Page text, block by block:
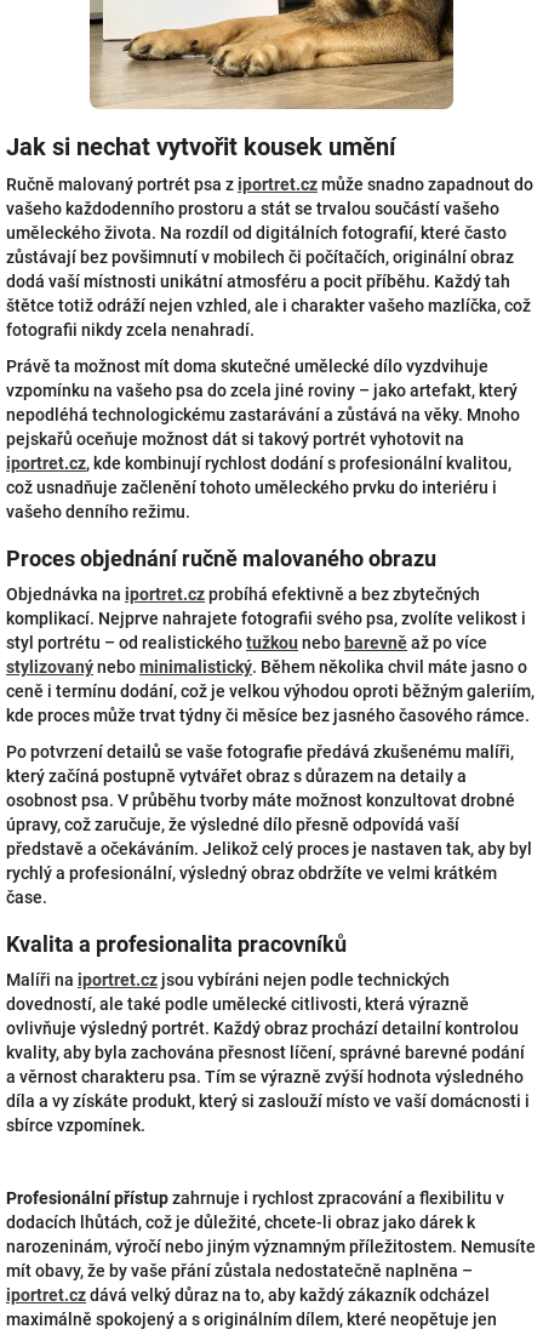
Jak si nechat vytvořit kousek umění
Ručně malovaný portrét psa ziportret.czmůže snadno zapadnout do
vašeho každodenního prostoru a stát se trvalou součástí vašeho
uměleckého života. Na rozdíl od digitálních fotografií, které často
zůstávají bez povšimnutí v mobilech či počítačích, originální obraz
dodá vaší místnosti unikátní atmosféru a pocit příběhu. Každý tah
štětce totiž odráží nejen vzhled, ale i charakter vašeho mazlíčka, což
fotografii nikdy zcela nenahradí.
Právě ta možnost mít doma skutečné umělecké dílo vyzdvihuje
vzpomínku na vašeho psa do zcela jiné roviny – jako artefakt, který
nepodléhá technologickému zastarávání a zůstává na věky. Mnoho
pejskařů oceňuje možnost dát si takový portrét vyhotovit na
iportret.cz, kde kombinují rychlost dodání s profesionální kvalitou,
což usnadňuje začlenění tohoto uměleckého prvku do interiéru i
vašeho denního režimu.
Proces objednání ručně malovaného obrazu
Objednávka na iportret.czprobíhá efektivně a bez zbytečných
komplikací. Nejprve nahrajete fotografii svého psa, zvolíte velikost i
styl portrétu – od realistickéhotužkou nebo barevněaž po více
stylizovanýnebominimalistický. Během několika chvil máte jasno o
ceně i termínu dodání, což je velkou výhodou oproti běžným galeriím,
kde proces může trvat týdny či měsíce bez jasného časového rámce.
Po potvrzení detailů se vaše fotografie předává zkušenému malíři,
který začíná postupně vytvářet obraz s důrazem na detaily a
osobnost psa. V průběhu tvorby máte možnost konzultovat drobné
úpravy, což zaručuje, že výsledné dílo přesně odpovídá vaší
představě a očekáváním. Jelikož celý proces je nastaven tak, aby byl
rychlý a profesionální, výsledný obraz obdržíte ve velmi krátkém
čase.
Kvalita a profesionalita pracovníků
Malíři na iportret.cz jsou vybíráni nejen podle technických
dovedností, ale také podle umělecké citlivosti, která výrazně
ovlivňuje výsledný portrét. Každý obraz prochází detailní kontrolou
kvality, aby byla zachována přesnost líčení, správné barevné podání
a věrnost charakteru psa. Tím se výrazně zvýší hodnota výsledného
díla a vy získáte produkt, který si zaslouží místo ve vaší domácnosti i
sbírce vzpomínek.
Profesionální přístupzahrnuje i rychlost zpracování a flexibilitu v
dodacích lhůtách, což je důležité, chcete-li obraz jako dárek k
narozeninám, výročí nebo jiným významným příležitostem. Nemusíte
mít obavy, že by vaše přání zůstala nedostatečně naplněna –
iportret.czdává velký důraz na to, aby každý zákazník odcházel
maximálně spokojený a s originálním dílem, které neopětuje jen